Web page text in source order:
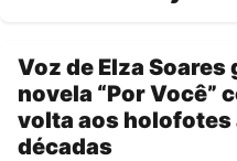
Voz de Elza
novela “Por Você”
volta aos holofotes
décadas